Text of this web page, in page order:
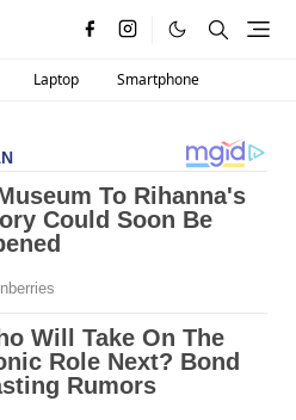
Laptop Smartphone